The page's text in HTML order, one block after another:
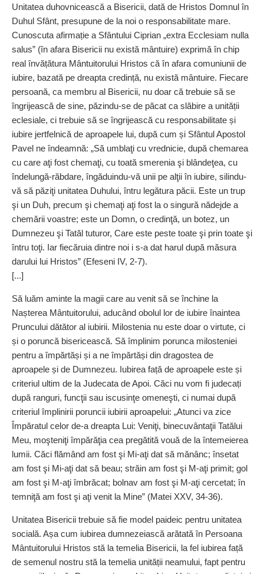
Unitatea duhovnicească a Bisericii, dată de Hristos Domnul în
Duhul Sfânt, presupune de la noi o responsabilitate mare.
Cunoscuta afirmație a Sfântului Ciprian „extra Ecclesiam nulla
salus” (în afara Bisericii nu există mântuire) exprimă în chip
real învățătura Mântuitorului Hristos că în afara comuniunii de
iubire, bazată pe dreapta credință, nu există mântuire. Fiecare
persoană, ca membru al Bisericii, nu doar că trebuie să se
îngrijească de sine, păzindu-se de păcat ca slăbire a unității
eclesiale, ci trebuie să se îngrijească cu responsabilitate și
iubire jertfelnică de aproapele lui, după cum și Sfântul Apostol
Pavel ne îndeamnă: „Să umblaţi cu vrednicie, după chemarea
cu care aţi fost chemaţi, cu toată smerenia şi blândeţea, cu
îndelungă-răbdare, îngăduindu-vă unii pe alţii în iubire, silindu-
vă să păziţi unitatea Duhului, întru legătura păcii. Este un trup
şi un Duh, precum şi chemaţi aţi fost la o singură nădejde a
chemării voastre; este un Domn, o credinţă, un botez, un
Dumnezeu şi Tatăl tuturor, Care este peste toate şi prin toate şi
întru toţi. Iar fiecăruia dintre noi i s-a dat harul după măsura
darului lui Hristos” (Efeseni IV, 2-7).
[...]
Să luăm aminte la magii care au venit să se închine la
Nașterea Mântuitorului, aducând obolul lor de iubire înaintea
Pruncului dătător al iubirii. Milostenia nu este doar o virtute, ci
și o poruncă bisericească. Să împlinim porunca milosteniei
pentru a împărtăși și a ne împărtăși din dragostea de
aproapele și de Dumnezeu. Iubirea față de aproapele este și
criteriul ultim de la Judecata de Apoi. Căci nu vom fi judecați
după ranguri, funcţii sau iscusinţe omeneşti, ci numai după
criteriul împlinirii poruncii iubirii aproapelui: „Atunci va zice
Împăratul celor de-a dreapta Lui: Veniţi, binecuvântaţii Tatălui
Meu, moşteniţi împărăţia cea pregătită vouă de la întemeierea
lumii. Căci flămând am fost şi Mi-aţi dat să mănânc; însetat
am fost şi Mi-aţi dat să beau; străin am fost şi M-aţi primit; gol
am fost şi M-aţi îmbrăcat; bolnav am fost şi M-aţi cercetat; în
temniţă am fost şi aţi venit la Mine” (Matei XXV, 34-36).
Unitatea Bisericii trebuie să fie model paideic pentru unitatea
socială. Așa cum iubirea dumnezeiască arătată în Persoana
Mântuitorului Hristos stă la temelia Bisericii, la fel iubirea față
de semenul nostru stă la temelia unității neamului, fapt pentru